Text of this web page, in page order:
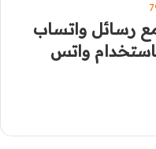
مع رسائل واتساب
واتس